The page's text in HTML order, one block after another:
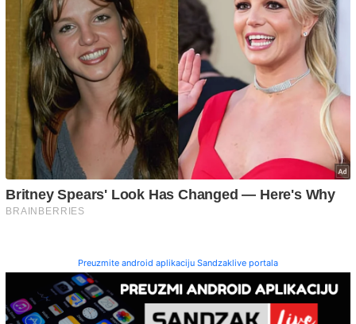
Preuzmite android aplikaciju Sandzaklive portala